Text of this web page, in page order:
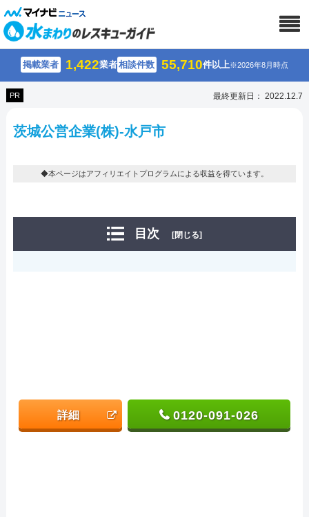
掲載業者 1,422業者相談件数 55,710件以上※2026年8月時点
PR 最終更新日： 2022.12.7
茨城公営企業(株)-水戸市
◆本ページはアフィリエイトプログラムによる収益を得ています。
目次 [閉じる]
詳細 0120-091-026